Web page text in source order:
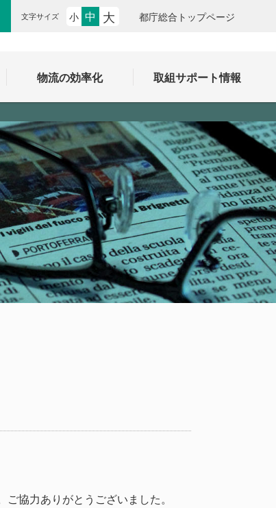
文字サイズ 小 中 大 都庁総合トップページ
物流の効率化 取組サポート情報
協力ありがとうございました。